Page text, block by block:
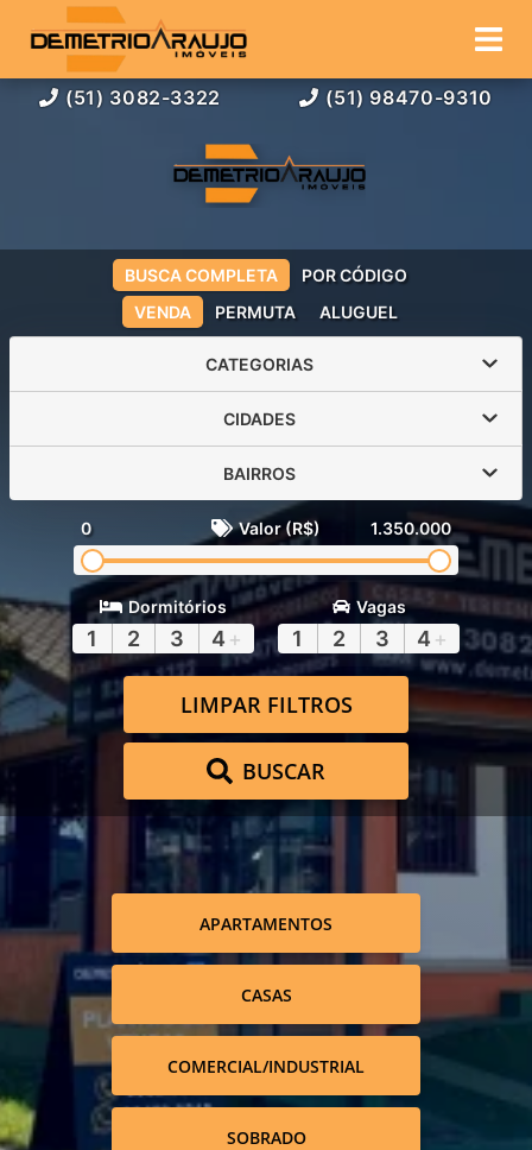
(51) 3082-3322 (51) 98470-9310
VENDA PERMUTA ALUGUEL
BUSCA COMPLETA POR CÓDIGO
CATEGORIAS
CIDADES
BAIRROS
0 Valor (R$) 1.350.000
Dormitórios
1 2 3 4 +
Vagas
1 2 3 4 +
LIMPAR FILTROS
BUSCAR
APARTAMENTOS
CASAS
COMERCIAL/INDUSTRIAL
SOBRADO